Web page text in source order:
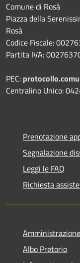
Comune di Rosà
Piazza della
Rosà
Codice Fiscale:
Partita IVA:
PEC:
Centralino Unico:
Prenotazione
Segnalazione
Leggi le FAQ
Richiesta
Albo Pretorio